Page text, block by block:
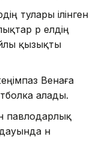
тулары ілінген
әр елдің
қызықты
Венаға
алады.
павлодарлық
ән